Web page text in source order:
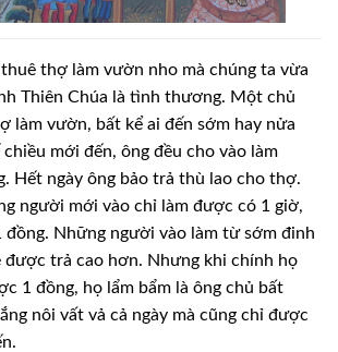
thợ làm vườn nho mà chúng ta vừa
Thiên Chúa là tình thương. Một chủ
làm vườn, bất kể ai đến sớm hay nửa
chiều mới đến, ông đều cho vào làm
Hết ngày ông bảo trả thù lao cho thợ.
người mới vào chỉ làm được có 1 giờ,
Những người vào làm từ sớm đinh
được trả cao hơn. Nhưng khi chính họ
1 đồng, họ lẩm bẩm là ông chủ bất
nôi vất vả cả ngày mà cũng chỉ được